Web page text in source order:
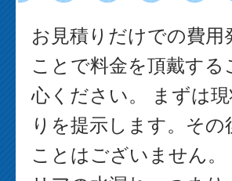
お見積りだけでの費
ことで料金を頂戴す
心ください。 まずは
りを提示します。そ
ことはございません